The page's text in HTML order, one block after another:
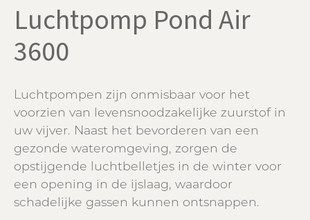
Luchtpomp Pond Air
3600
Luchtpompen zijn onmisbaar voor het
voorzien van levensnoodzakelijke zuurstof in
uw vijver. Naast het bevorderen van een
gezonde wateromgeving, zorgen de
opstijgende luchtbelletjes in de winter voor
een opening in de ijslaag, waardoor
schadelijke gassen kunnen ontsnappen.